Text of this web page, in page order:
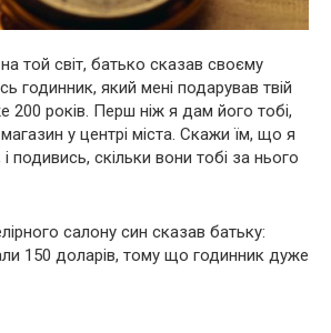
той світ, батько сказав своєму
годинник, який мені подарував твій
200 років. Перш ніж я дам його тобі,
у центрі міста. Скажи їм, що я
подивись, скільки вони тобі за нього
салону син сказав батьку:
150 доларів, тому що годинник дуже